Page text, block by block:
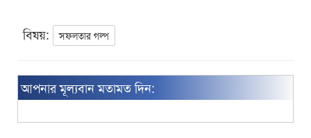
বিষয়: সফলতার গল্প
আপনার মূল্যবান মতামত দিন: